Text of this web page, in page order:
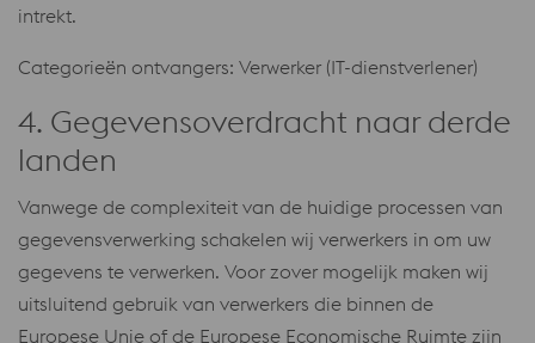
intrekt.
Categorieën ontvangers: Verwerker (IT-dienstverlener)
4. Gegevensoverdracht naar derde
landen
Vanwege de complexiteit van de huidige processen van
gegevensverwerking schakelen wij verwerkers in om uw
gegevens te verwerken. Voor zover mogelijk maken wij
uitsluitend gebruik van verwerkers die binnen de
Europese Unie of de Europese Economische Ruimte zijn